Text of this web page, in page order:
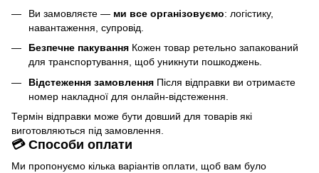
Ви замовляєте — ми все організовуємо: логістику,
навантаження, супровід.
Безпечне пакування Кожен товар ретельно запакований
для транспортування, щоб уникнути пошкоджень.
Відстеження замовлення Після відправки ви отримаєте
номер накладної для онлайн-відстеження.
Термін відправки може бути довший для товарів які
виготовляються під замовлення.
💳 Способи оплати
Ми пропонуємо кілька варіантів оплати, щоб вам було